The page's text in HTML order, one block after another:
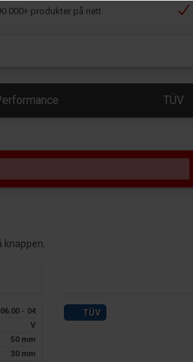
000+ produkter på nett
TÜV
06.00 - 04
V
50 mm
30 mm
TÜV